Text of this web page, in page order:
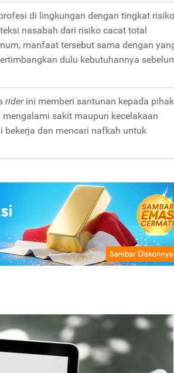
di lingkungan dengan tingkat risiko
nasabah dari risiko cacat total
manfaat tersebut sama dengan
dulu kebutuhannya
rider ini memberi santunan kepada pihak
sakit maupun kecelakaan
bekerja dan mencari nafkah untuk